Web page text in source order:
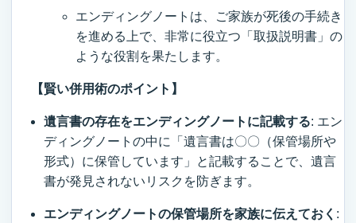
エンディングノートは、ご家族が死後の手続き
を進める上で、非常に役立つ「取扱説明書」の
ような役割を果たします。
【賢い併用術のポイント】
遺言書の存在をエンディングノートに記載する: エン
ディングノートの中に「遺言書は〇〇（保管場所や
形式）に保管しています」と記載することで、遺言
書が発見されないリスクを防ぎます。
エンディングノートの保管場所を家族に伝えておく :